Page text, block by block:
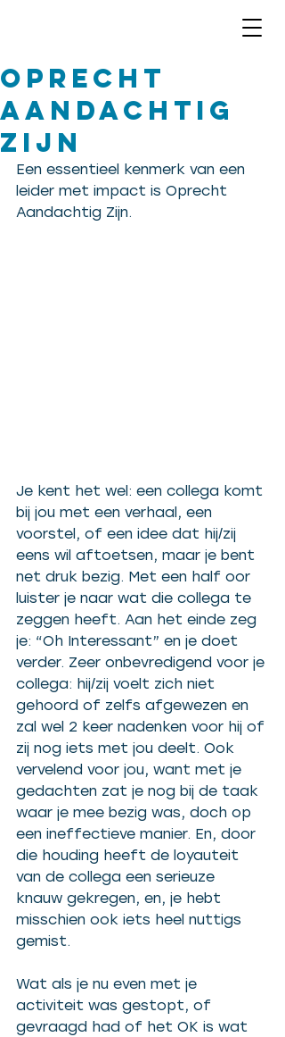
Oprecht
Aandachtig
Zijn
Een essentieel kenmerk van een
leider met impact is Oprecht
Aandachtig Zijn.
Je kent het wel: een collega komt
bij jou met een verhaal, een
voorstel, of een idee dat hij/zij
eens wil aftoetsen, maar je bent
net druk bezig. Met een half oor
luister je naar wat die collega te
zeggen heeft. Aan het einde zeg
je: “Oh Interessant” en je doet
verder. Zeer onbevredigend voor je
collega: hij/zij voelt zich niet
gehoord of zelfs afgewezen en
zal wel 2 keer nadenken voor hij of
zij nog iets met jou deelt. Ook
vervelend voor jou, want met je
gedachten zat je nog bij de taak
waar je mee bezig was, doch op
een ineffectieve manier. En, door
die houding heeft de loyauteit
van de collega een serieuze
knauw gekregen, en, je hebt
misschien ook iets heel nuttigs
gemist.
Wat als je nu even met je
activiteit was gestopt, of
gevraagd had of het OK is wat